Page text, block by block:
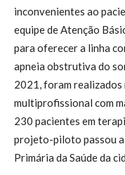
inconvenientes ao
equipe de Atenção
para oferecer a linha
apneia obstrutiva do
2021, foram realizados
multiprofissional com
230 pacientes em
projeto-piloto passou
Primária da Saúde da